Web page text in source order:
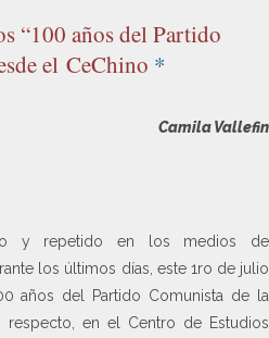
“100 años del Partido
el CeChino *
Camila Vallefin
y repetido en los medios de
los últimos días, este 1ro de julio
años del Partido Comunista de la
respecto, en el Centro de Estudios